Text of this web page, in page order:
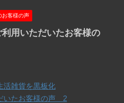
お客様の声
用いただいたお客様の
活雑貨を黒板化
いたお客様の声 2